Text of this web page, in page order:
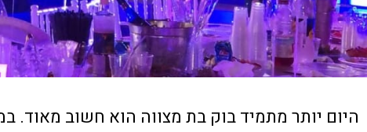
היום יותר מתמיד בוק בת מצווה הוא חשוב מאוד.